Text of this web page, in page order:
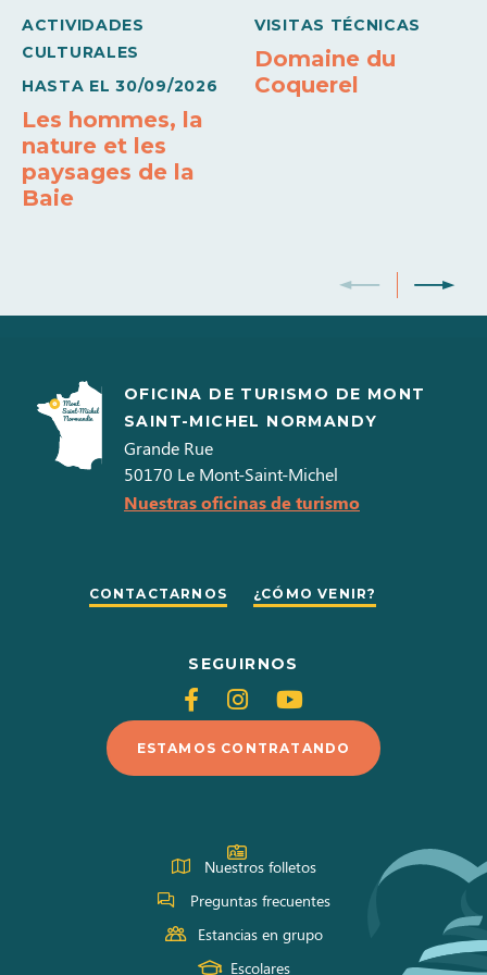
Calefacción Frigorífico-Congelador
ACTIVIDADES
CULTURALES
HASTA EL 30/09/2026
Les hommes, la
nature et les
paysages de la
Baie
VISITAS TÉCNICAS
Domaine du
Coquerel
OFICINA DE TURISMO DE MONT
SAINT-MICHEL NORMANDY
Grande Rue
50170 Le Mont-Saint-Michel
Nuestras oficinas de turismo
CONTACTARNOS ¿CÓMO VENIR?
SEGUIRNOS
Siganos
en
Facebook
Siganos
en
Instagram
Siganos
en
Youtube
ESTAMOS CONTRATANDO
Nuestros folletos
Preguntas frecuentes
Estancias en grupo
Escolares